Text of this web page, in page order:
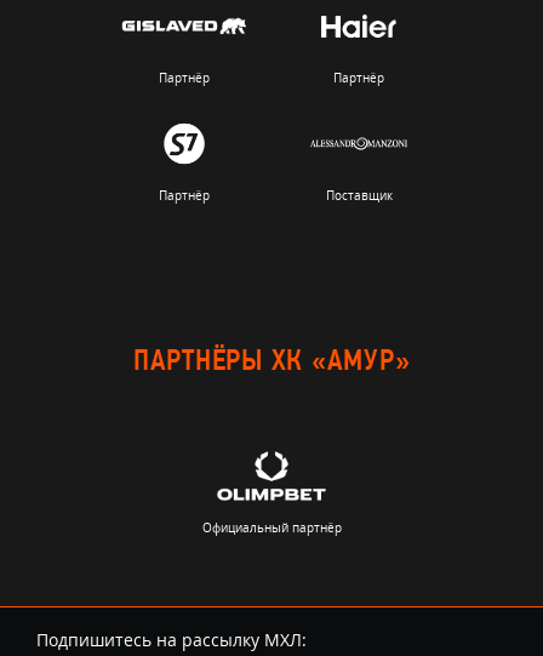
Партнёр Партнёр
Партнёр Поставщик
ПАРТНЁРЫ ХК «АМУР»
Официальный партнёр
Подпишитесь на рассылку МХЛ: